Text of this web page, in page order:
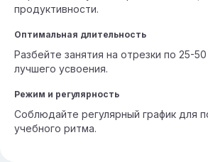
продуктивности.
Оптимальная длительность
Разбейте занятия на отрезки по 25-
лучшего усвоения.
Режим и регулярность
Соблюдайте регулярный график для
учебного ритма.